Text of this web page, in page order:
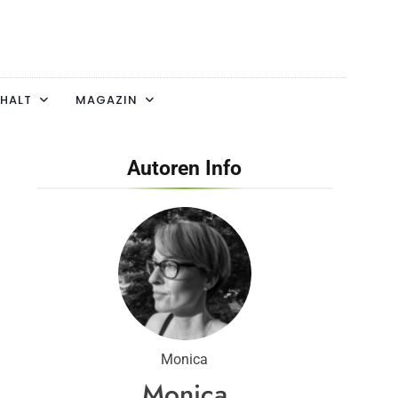
MAGAZIN
Autoren Info
Monica